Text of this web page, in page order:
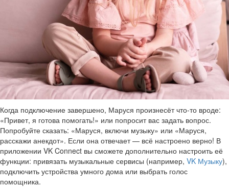
Когда подключение завершено, Маруся произнесёт что-то вроде:
«Привет, я готова помогать!» или попросит вас задать вопрос.
Попробуйте сказать: «Маруся, включи музыку» или «Маруся,
расскажи анекдот». Если она отвечает — всё настроено верно! В
приложении VK Connect вы сможете дополнительно настроить её
функции: привязать музыкальные сервисы (например, VK Музыку),
подключить устройства умного дома или выбрать голос
помощника.